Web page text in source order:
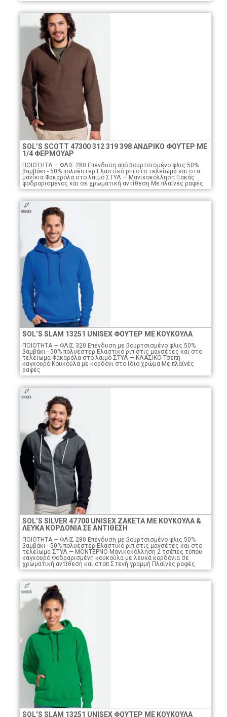
SOL’S SCOTT 47300 312 319 398 ΑΝΔΡΙΚΟ ΦΟΥΤΕΡ ΜΕ
1/4 ΦΕΡΜΟΥΑΡ
ΠΟΙΟTHTA — ΦΛΙΣ 280 Eπένδυση από βουρτσισμένο φλις 50%
βαμβάκι - 50% πολυέστερ Eλαστικό ριπ στο τελείωμα και στα
μανίκια Φακαρόλα στο λαιμό ΣΤΥΛ — Μανικοκόλληση Γιακάς
φοδραρισμένος και σε χρωματική αντίθεση Με πλαϊνές ραφές
SOL’S SLAM 13251 UNISEX ΦΟΥΤΕΡ ΜΕ ΚΟΥΚΟΥΛΑ
ΠΟΙΟTHTA — ΦΛΙΣ 320 Επένδυση με βουρτσισμένο φλις 50%
βαμβάκι - 50% πολυέστερ Ελαστικό ριπ στις μανσέτες και στο
τελείωμα Φακαρόλα στο λαιμό ΣΤΥΛ — ΚΛΑΣΙΚΟ Τσέπη
καγκουρό Κουκούλα με κορδόνι στο ίδιο χρώμα Με πλαϊνές
ραφές
SOL’S SILVER 47700 UNISEX ΖΑΚΕΤΑ ΜΕ ΚΟΥΚΟΥΛΑ &
ΛΕΥΚΑ ΚΟΡΔΟΝΙΑ ΣΕ ΑΝΤΙΘΕΣΗ
ΠΟΙΟTHTA — ΦΛΙΣ 280 Επένδυση με βουρτσισμένο φλις 50%
βαμβάκι - 50% πολυέστερ Ελαστικό ριπ στις μανσέτες και στο
τελείωμα ΣΤΥΛ — ΜΟΝΤΕΡΝΟ Μανικοκόλληση 2 τσέπες τύπου
καγκουρό Φοδραρισμένη κουκούλα με λευκά κορδόνια σε
χρωματική αντίθεση και στοπ Στενή γραμμή Πλαϊνές ραφές
SOL’S SLAM 13251 UNISEX ΦΟΥΤΕΡ ΜΕ ΚΟΥΚΟΥΛΑ